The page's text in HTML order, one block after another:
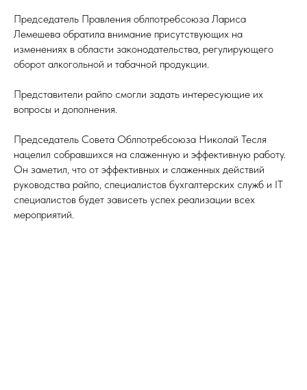
Председатель Правления облпотребсоюза Лариса
Лемешева обратила внимание присутствующих на
изменениях в области законодательства, регулирующего
оборот алкогольной и табачной продукции.
Представители райпо смогли задать интересующие их
вопросы и дополнения.
Председатель Совета Облпотребсоюза Николай Тесля
нацелил собравшихся на слаженную и эффективную работу.
Он заметил, что от эффективных и слаженных действий
руководства райпо, специалистов бухгалтерских служб и IT
специалистов будет зависеть успех реализации всех
мероприятий.